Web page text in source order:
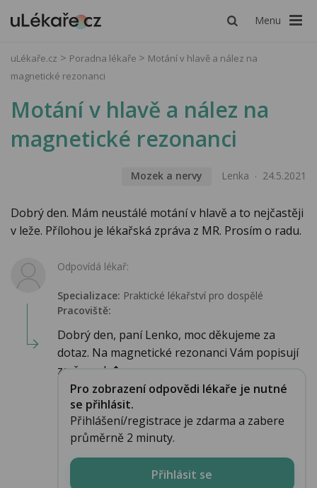
Menu
uLékaře.cz Poradna lékaře
Motání v hlavě a nález na
magnetické rezonanci
Motání v hlavě a nález na
magnetické rezonanci
Mozek a nervy Lenka 24.5.2021
Dobrý den. Mám neustálé motání v hlavě a to nejčastěji
v leže. Přílohou je lékařská zpráva z MR. Prosím o radu.
Odpovídá lékař:
Specializace: Praktické lékařství pro dospělé
Pracoviště:
Dobrý den, paní Lenko, moc děkujeme za
dotaz. Na magnetické rezonanci Vám popisují
změny v b�...
Pro zobrazení odpovědi lékaře je nutné
se přihlásit.
Přihlášení/registrace je zdarma a zabere
průměrně 2 minuty.
Přihlásit se